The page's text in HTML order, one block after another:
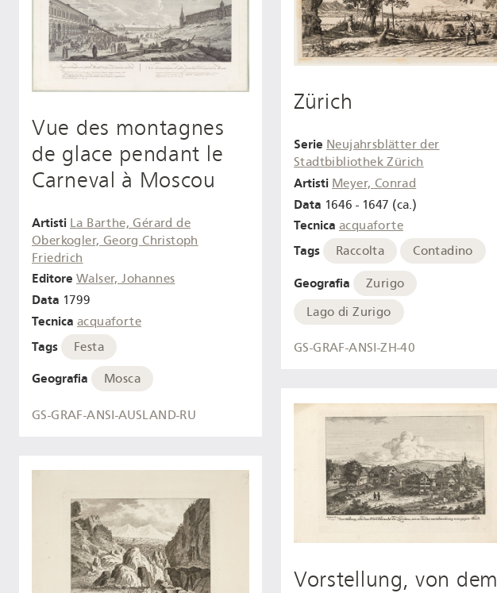
Vue des montagnes
de glace pendant le
Carneval à Moscou
Artisti La Barthe, Gérard de
Oberkogler, Georg Christoph
Friedrich
Editore Walser, Johannes
Data 1799
Tecnica acquaforte
Tags Festa
Geografia Mosca
GS-GRAF-ANSI-AUSLAND-RU
Zürich
Serie Neujahrsblätter der
Stadtbibliothek Zürich
Artisti Meyer, Conrad
Data 1646 - 1647 (ca.)
Tecnica acquaforte
Tags Raccolta Contadino
Geografia
Zurigo
Lago di Zurigo
GS-GRAF-ANSI-ZH-40
Vorstellung, von dem